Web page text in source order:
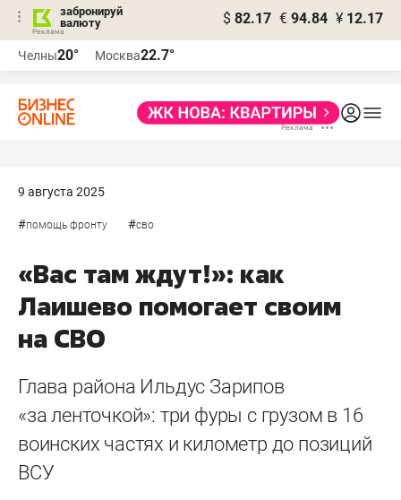
забронируй
валюту
$ 82.17 € 94.84 ¥ 12.17
Челны20° Москва22.7°
9 августа 2025
#помощь фронту #сво
«Вас там ждут!»: как
Лаишево помогает своим
на СВО
Глава района Ильдус Зарипов
«за ленточкой»: три фуры с грузом в 16
воинских частях и километр до позиций
ВСУ